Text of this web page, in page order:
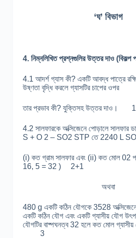
‘ঘ’ বিভাগ
4. নিম্নলিখিতপ্রশ্নগুলিরউত্তরদাও (বিকল্প
4.1 আদর্শ গ্যাস কী? একটি আবদ্ধ পাত্রে
উষ্ণতা বৃদ্ধি করলে গ্যাসটির চাপের ওপর
তার প্রভাব কী? যুক্তিসহ উত্তর দাও।
4.2 সালফারকে অক্সিজেনে পোড়ালে সালফার
S + O 2 – SO2 STP তে 2240 L
(i) কত গ্রাম সালফার এবং (ii) কত মোল 02
16, 5 = 32 ) 2+1
অথবা
480 g একটি কঠিন যৌগকে 3528
একটি কঠিন যৌগ এবং একটি গ্যাসীয় যৌগ
যৌগটির বাষ্পঘনত্ব 32 হলে কত মোল
3